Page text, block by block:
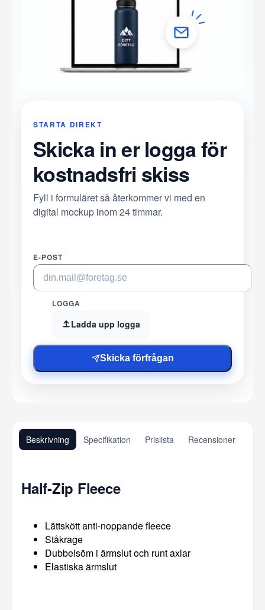
STARTA DIREKT
Skicka in er logga för
kostnadsfri skiss
Fyll i formuläret så återkommer vi med en
digital mockup inom 24 timmar.
E-POST
LOGGA
Ladda upp logga
Skicka förfrågan
Beskrivning Specifikation Prislista Recensioner
Half-Zip Fleece
Lättskött anti-noppande fleece
Ståkrage
Dubbelsöm i ärmslut och runt axlar
Elastiska ärmslut